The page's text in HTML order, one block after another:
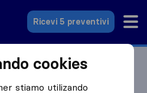
Ricevi 5 preventivi
di traslochi in Italia
cookies
stiamo utilizando